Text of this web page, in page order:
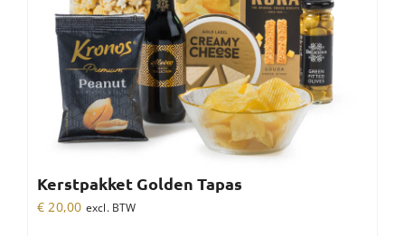
Kerstpakket Golden Tapas
€ 20,00 excl. BTW